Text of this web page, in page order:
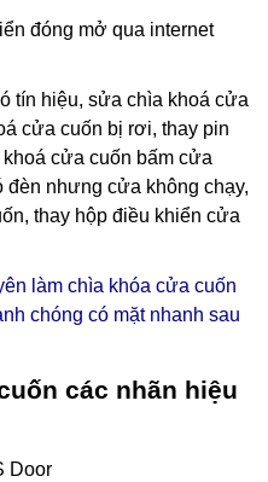
đóng mở qua internet
tín hiệu, sửa chìa khoá cửa
cửa cuốn bị rơi, thay pin
cửa cuốn bấm cửa
đèn nhưng cửa không chạy,
thay hộp điều khiển cửa
làm chìa khóa cửa cuốn
chóng có mặt nhanh sau
các nhãn hiệu
Door